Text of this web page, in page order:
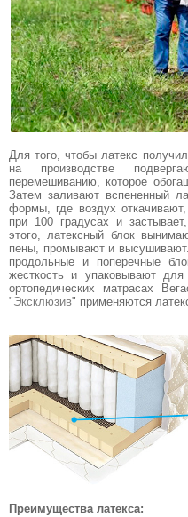
Для того, чтобы латекс
на производстве
перемешиванию, которое
Затем заливают вспененный
формы, где воздух
при 100 градусах и
этого, латексный блок
пены, промывают и
продольные и поперечные
жесткость и упаковывают
ортопедических матрасах
"Эксклюзив" применяются
Преимущества латекса: